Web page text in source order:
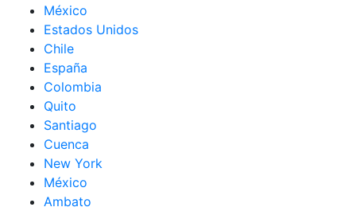
México
Estados Unidos
Chile
España
Colombia
Quito
Santiago
Cuenca
New York
México
Ambato